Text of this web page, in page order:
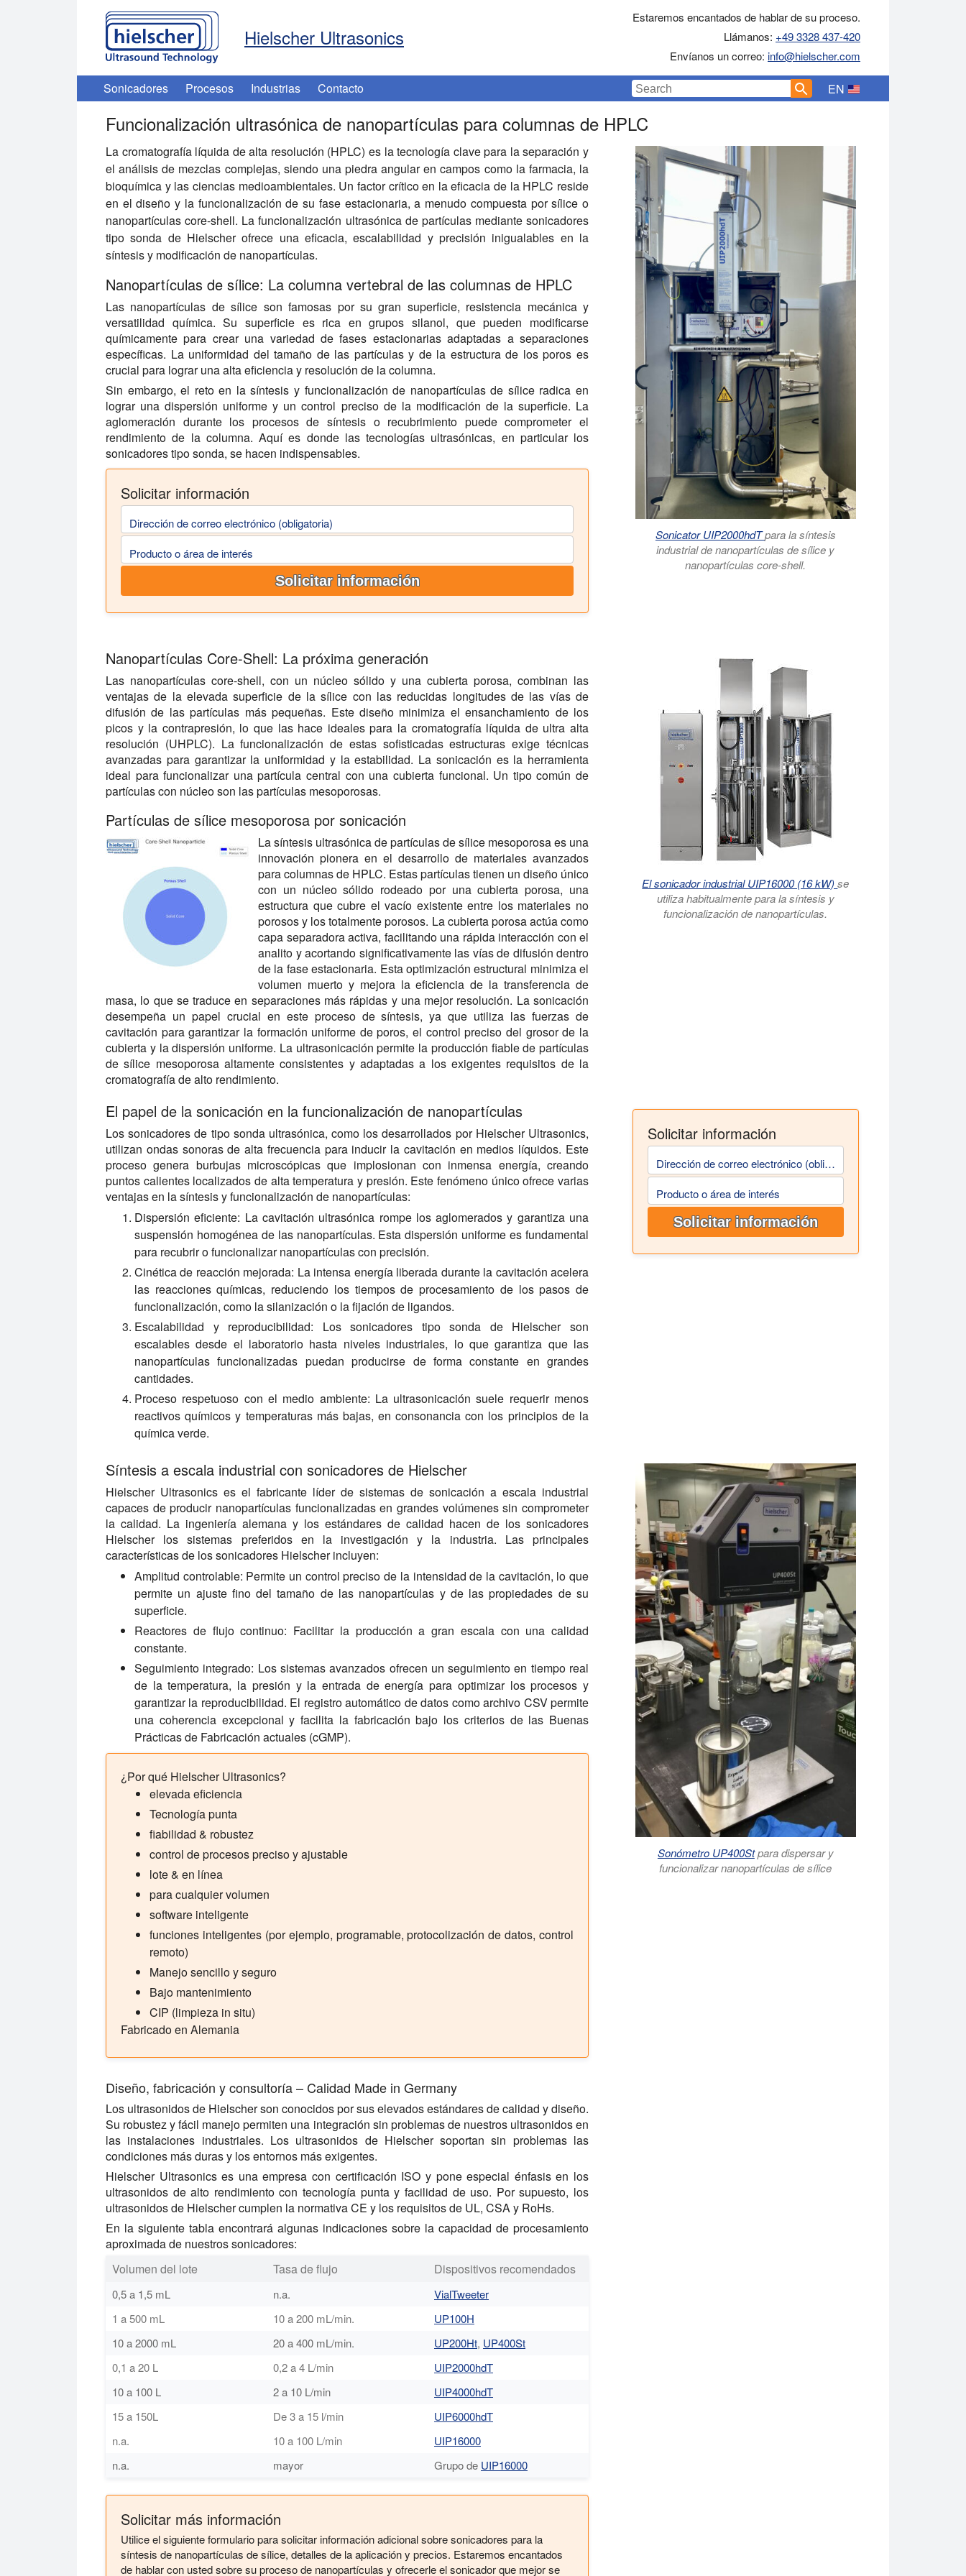
Hielscher Ultrasonics
Estaremos encantados de hablar de su proceso.
Llámanos: +49 3328 437-420
Envíanos un correo: info@hielscher.com
Sonicadores Procesos Industrias Contacto EN
Funcionalización ultrasónica de nanopartículas para columnas de HPLC
La cromatografía líquida de alta resolución (HPLC) es la tecnología clave para la separación y
el análisis de mezclas complejas, siendo una piedra angular en campos como la farmacia, la
bioquímica y las ciencias medioambientales. Un factor crítico en la eficacia de la HPLC reside
en el diseño y la funcionalización de su fase estacionaria, a menudo compuesta por sílice o
nanopartículas core-shell. La funcionalización ultrasónica de partículas mediante sonicadores
tipo sonda de Hielscher ofrece una eficacia, escalabilidad y precisión inigualables en la
síntesis y modificación de nanopartículas.
Nanopartículas de sílice: La columna vertebral de las columnas de HPLC
Las nanopartículas de sílice son famosas por su gran superficie, resistencia mecánica y
versatilidad química. Su superficie es rica en grupos silanol, que pueden modificarse
químicamente para crear una variedad de fases estacionarias adaptadas a separaciones
específicas. La uniformidad del tamaño de las partículas y de la estructura de los poros es
crucial para lograr una alta eficiencia y resolución de la columna.
Sin embargo, el reto en la síntesis y funcionalización de nanopartículas de sílice radica en
lograr una dispersión uniforme y un control preciso de la modificación de la superficie. La
aglomeración durante los procesos de síntesis o recubrimiento puede comprometer el
rendimiento de la columna. Aquí es donde las tecnologías ultrasónicas, en particular los
sonicadores tipo sonda, se hacen indispensables.
Solicitar información
Dirección de correo electrónico (obligatoria)
Producto o área de interés
Solicitar información
Sonicator UIP2000hdTpara la síntesis
industrial de nanopartículas de sílice y
nanopartículas core-shell.
Nanopartículas Core-Shell: La próxima generación
Las nanopartículas core-shell, con un núcleo sólido y una cubierta porosa, combinan las
ventajas de la elevada superficie de la sílice con las reducidas longitudes de las vías de
difusión de las partículas más pequeñas. Este diseño minimiza el ensanchamiento de los
picos y la contrapresión, lo que las hace ideales para la cromatografía líquida de ultra alta
resolución (UHPLC). La funcionalización de estas sofisticadas estructuras exige técnicas
avanzadas para garantizar la uniformidad y la estabilidad. La sonicación es la herramienta
ideal para funcionalizar una partícula central con una cubierta funcional. Un tipo común de
partículas con núcleo son las partículas mesoporosas.
Partículas de sílice mesoporosa por sonicación
La síntesis ultrasónica de partículas de sílice mesoporosa es una
innovación pionera en el desarrollo de materiales avanzados
para columnas de HPLC. Estas partículas tienen un diseño único
con un núcleo sólido rodeado por una cubierta porosa, una
estructura que cubre el vacío existente entre los materiales no
porosos y los totalmente porosos. La cubierta porosa actúa como
capa separadora activa, facilitando una rápida interacción con el
analito y acortando significativamente las vías de difusión dentro
de la fase estacionaria. Esta optimización estructural minimiza el
volumen muerto y mejora la eficiencia de la transferencia de
masa, lo que se traduce en separaciones más rápidas y una mejor resolución. La sonicación
desempeña un papel crucial en este proceso de síntesis, ya que utiliza las fuerzas de
cavitación para garantizar la formación uniforme de poros, el control preciso del grosor de la
cubierta y la dispersión uniforme. La ultrasonicación permite la producción fiable de partículas
de sílice mesoporosa altamente consistentes y adaptadas a los exigentes requisitos de la
cromatografía de alto rendimiento.
El sonicador industrial UIP16000 (16 kW)se
utiliza habitualmente para la síntesis y
funcionalización de nanopartículas.
El papel de la sonicación en la funcionalización de nanopartículas
Los sonicadores de tipo sonda ultrasónica, como los desarrollados por Hielscher Ultrasonics,
utilizan ondas sonoras de alta frecuencia para inducir la cavitación en medios líquidos. Este
proceso genera burbujas microscópicas que implosionan con inmensa energía, creando
puntos calientes localizados de alta temperatura y presión. Este fenómeno único ofrece varias
ventajas en la síntesis y funcionalización de nanopartículas:
Dispersión eficiente: La cavitación ultrasónica rompe los aglomerados y garantiza una
suspensión homogénea de las nanopartículas. Esta dispersión uniforme es fundamental
para recubrir o funcionalizar nanopartículas con precisión.
Cinética de reacción mejorada: La intensa energía liberada durante la cavitación acelera
las reacciones químicas, reduciendo los tiempos de procesamiento de los pasos de
funcionalización, como la silanización o la fijación de ligandos.
Escalabilidad y reproducibilidad: Los sonicadores tipo sonda de Hielscher son
escalables desde el laboratorio hasta niveles industriales, lo que garantiza que las
nanopartículas funcionalizadas puedan producirse de forma constante en grandes
cantidades.
Proceso respetuoso con el medio ambiente: La ultrasonicación suele requerir menos
reactivos químicos y temperaturas más bajas, en consonancia con los principios de la
química verde.
Solicitar información
Dirección de correo electrónico (obligatoria)
Producto o área de interés
Solicitar información
Síntesis a escala industrial con sonicadores de Hielscher
Hielscher Ultrasonics es el fabricante líder de sistemas de sonicación a escala industrial
capaces de producir nanopartículas funcionalizadas en grandes volúmenes sin comprometer
la calidad. La ingeniería alemana y los estándares de calidad hacen de los sonicadores
Hielscher los sistemas preferidos en la investigación y la industria. Las principales
características de los sonicadores Hielscher incluyen:
Amplitud controlable: Permite un control preciso de la intensidad de la cavitación, lo que
permite un ajuste fino del tamaño de las nanopartículas y de las propiedades de su
superficie.
Reactores de flujo continuo: Facilitar la producción a gran escala con una calidad
constante.
Seguimiento integrado: Los sistemas avanzados ofrecen un seguimiento en tiempo real
de la temperatura, la presión y la entrada de energía para optimizar los procesos y
garantizar la reproducibilidad. El registro automático de datos como archivo CSV permite
una coherencia excepcional y facilita la fabricación bajo los criterios de las Buenas
Prácticas de Fabricación actuales (cGMP).
¿Por qué Hielscher Ultrasonics?
elevada eficiencia
Tecnología punta
fiabilidad & robustez
control de procesos preciso y ajustable
lote & en línea
para cualquier volumen
software inteligente
funciones inteligentes (por ejemplo, programable, protocolización de datos, control
remoto)
Manejo sencillo y seguro
Bajo mantenimiento
CIP (limpieza in situ)
Fabricado en Alemania
Diseño, fabricación y consultoría – Calidad Made in Germany
Los ultrasonidos de Hielscher son conocidos por sus elevados estándares de calidad y diseño.
Su robustez y fácil manejo permiten una integración sin problemas de nuestros ultrasonidos en
las instalaciones industriales. Los ultrasonidos de Hielscher soportan sin problemas las
condiciones más duras y los entornos más exigentes.
Hielscher Ultrasonics es una empresa con certificación ISO y pone especial énfasis en los
ultrasonidos de alto rendimiento con tecnología punta y facilidad de uso. Por supuesto, los
ultrasonidos de Hielscher cumplen la normativa CE y los requisitos de UL, CSA y RoHs.
En la siguiente tabla encontrará algunas indicaciones sobre la capacidad de procesamiento
aproximada de nuestros sonicadores:
Volumen del lote
Tasa de flujo Dispositivos recomendados
0,5 a 1,5 mL n.a.
VialTweeter
1 a 500 mL
10 a 200 mL/min.
UP100H
10 a 2000 mL
20 a 400 mL/min. UP200Ht, UP400St
0,1 a 20 L
0,2 a 4 L/min
UIP2000hdT
10 a 100 L
2 a 10 L/min
UIP4000hdT
15 a 150L
De 3 a 15 l/min
UIP6000hdT
n.a.
10 a 100 L/min
UIP16000
n.a.
mayor Grupo de UIP16000
Solicitar más información
Utilice el siguiente formulario para solicitar información adicional sobre sonicadores para la
síntesis de nanopartículas de sílice, detalles de la aplicación y precios. Estaremos encantados
de hablar con usted sobre su proceso de nanopartículas y ofrecerle el sonicador que mejor se
Sonómetro UP400Stpara dispersar y
funcionalizar nanopartículas de sílice